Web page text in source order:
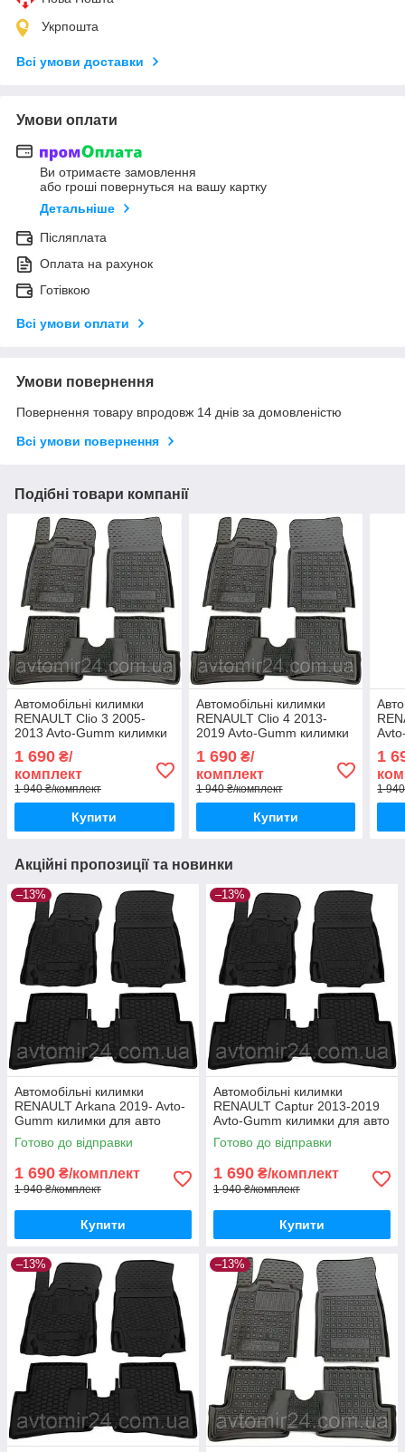
Укрпошта
Всі умови доставки
Умови оплати
Ви отримаєте замовлення
або гроші повернуться на вашу картку
Детальніше
Післяплата
Оплата на рахунок
Готівкою
Всі умови оплати
Умови повернення
Повернення товару впродовж 14 днів за домовленістю
Всі умови повернення
Подібні товари компанії
Автомобільні килимки
RENAULT Clio 3 2005-
2013 Avto-Gumm килимки
2005-2013 Автогум
1 690 ₴/
комплект
1 940 ₴/комплект
Купити
Автомобільні килимки
RENAULT Clio 4 2013-
2019 Avto-Gumm килимки
2013-2019 Автогум
1 690₴/
комплект
1 940 ₴/комплект
Купити
1
1
Акційні пропозиції та новинки
–13%
Автомобільні килимки
RENAULT Arkana 2019- Avto-
Gumm килимки для авто
РЕНО Аркана 2019- Автогум
Готово до відправки
1 690 ₴/комплект
1 940 ₴/комплект
Купити
–13%
Автомобільні килимки
RENAULT Captur 2013-2019
Avto-Gumm килимки для авто
РЕНО Каптур 2013-2019
Автогум
Готово до відправки
1 690 ₴/комплект
1 940 ₴/комплект
Купити
–13% –13%